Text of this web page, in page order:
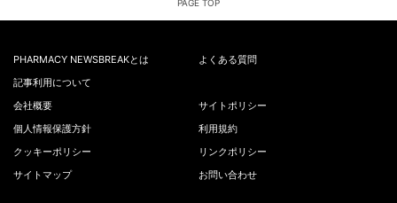
PAGE TOP
PHARMACY NEWSBREAKとは
よくある質問
記事利用について
会社概要
サイトポリシー
個人情報保護方針
利用規約
クッキーポリシー
リンクポリシー
サイトマップ
お問い合わせ